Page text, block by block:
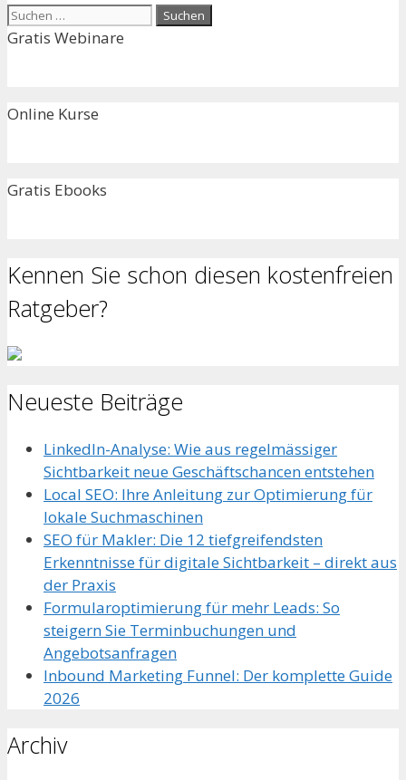
Suchen
nach:
Gratis Webinare
Online Kurse
Gratis Ebooks
Kennen Sie schon diesen kostenfreien
Ratgeber?
Neueste Beiträge
LinkedIn-Analyse: Wie aus regelmässiger
Sichtbarkeit neue Geschäftschancen entstehen
Local SEO: Ihre Anleitung zur Optimierung für
lokale Suchmaschinen
SEO für Makler: Die 12 tiefgreifendsten
Erkenntnisse für digitale Sichtbarkeit – direkt aus
der Praxis
Formularoptimierung für mehr Leads: So
steigern Sie Terminbuchungen und
Angebotsanfragen
Inbound Marketing Funnel: Der komplette Guide
2026
Archiv